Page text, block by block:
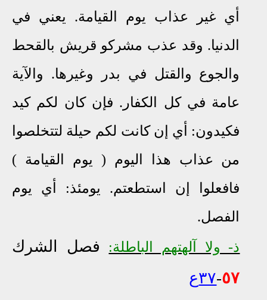
أي غير عذاب يوم القيامة. يعني في
الدنيا. وقد عذب مشركو قريش بالقحط
والجوع والقتل في بدر وغيرها. والآية
عامة في كل الكفار. فإن كان لكم كيد
فكيدون: أي إن كانت لكم حيلة لتتخلصوا
من عذاب هذا اليوم ( يوم القيامة )
فافعلوا إن استطعتم. يومئذ: أي يوم
الفصل.
ذ- ولا آلهتهم الباطلة:
فصل الشرك
٥٧-٣٧ع